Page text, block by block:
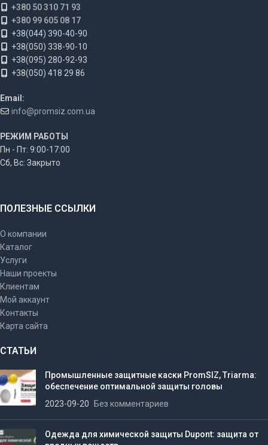
+380 50 310 71 93
+380 99 605 08 17
+38(044) 390-40-90
+38(050) 338-90-10
+38(095) 280-92-93
+38(050) 418 29 86
Email:
info@promsiz.com.ua
РЕЖИМ РАБОТЫ
Пн - Пт: 9:00-17:00
Сб, Вс: Закрыто
ПОЛЕЗНЫЕ ССЫЛКИ
О компании
Каталог
Услуги
Наши проекты
Клиентам
Мой аккаунт
Контакты
Карта сайта
СТАТЬИ
Промышленные защитные каски PromSIZ, Triarma:
обеспечение оптимальной защиты головы
2023-09-20
Без комментариев
Одежда для химической защиты Dupont: защита от